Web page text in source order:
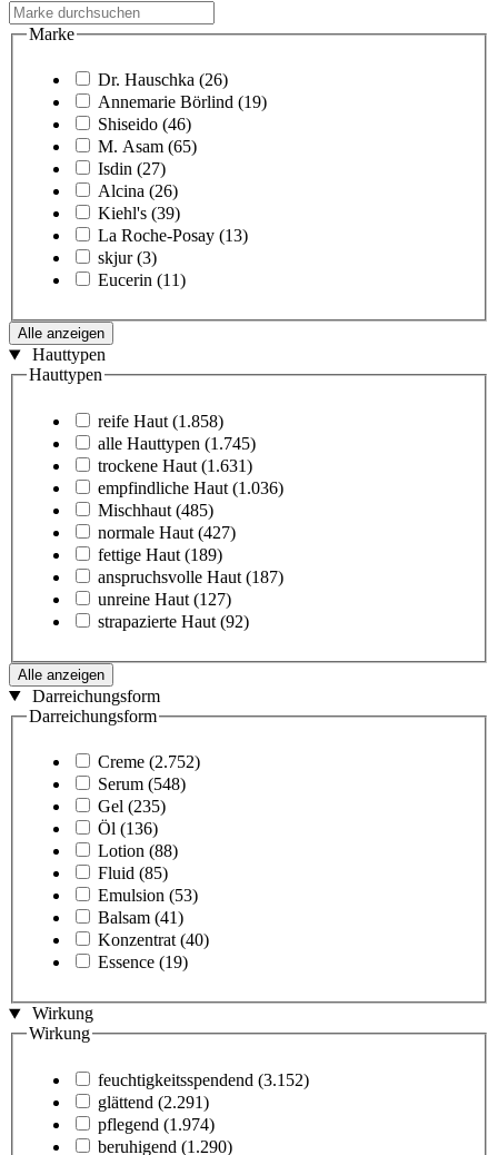
Marke
Dr. Hauschka (26)
Annemarie Börlind (19)
Shiseido (46)
M. Asam (65)
Isdin (27)
Alcina (26)
Kiehl's (39)
La Roche-Posay (13)
skjur (3)
Eucerin (11)
Alle anzeigen
Hauttypen
Hauttypen
reife Haut (1.858)
alle Hauttypen (1.745)
trockene Haut (1.631)
empfindliche Haut (1.036)
Mischhaut (485)
normale Haut (427)
fettige Haut (189)
anspruchsvolle Haut (187)
unreine Haut (127)
strapazierte Haut (92)
Alle anzeigen
Darreichungsform
Darreichungsform
Creme (2.752)
Serum (548)
Gel (235)
Öl (136)
Lotion (88)
Fluid (85)
Emulsion (53)
Balsam (41)
Konzentrat (40)
Essence (19)
Wirkung
Wirkung
feuchtigkeitsspendend (3.152)
glättend (2.291)
pflegend (1.974)
beruhigend (1.290)